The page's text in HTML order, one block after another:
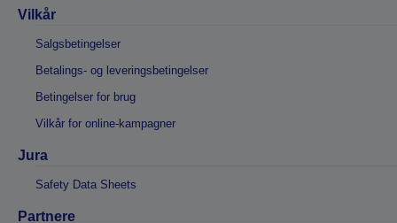
Vilkår
Salgsbetingelser
Betalings- og leveringsbetingelser
Betingelser for brug
Vilkår for online-kampagner
Jura
Safety Data Sheets
Partnere